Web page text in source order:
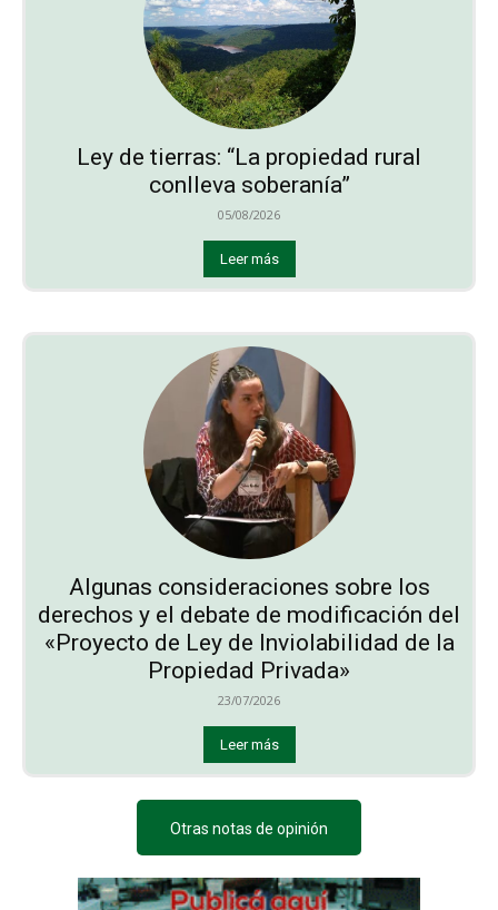
Ley de tierras: “La propiedad rural
conlleva soberanía”
05/08/2026
Leer más
Algunas consideraciones sobre los
derechos y el debate de modificación del
«Proyecto de Ley de Inviolabilidad de la
Propiedad Privada»
23/07/2026
Leer más
Otras notas de opinión